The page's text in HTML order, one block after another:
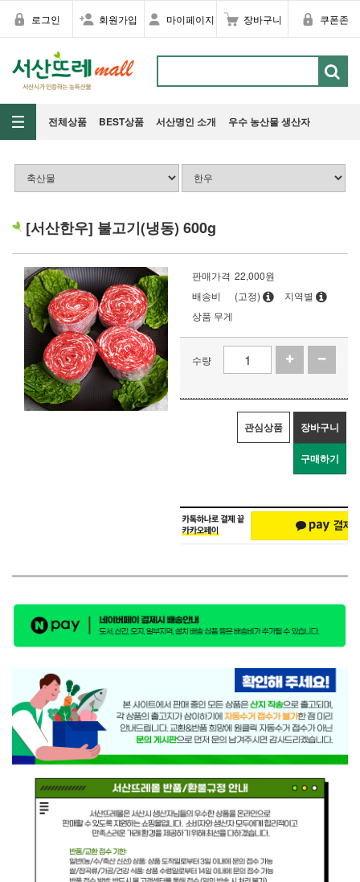
로그인 회원가입 마이페이지 장바구니 쿠폰존
전체상품 BEST상품 서산명인 소개 우수 농산물 생산자
[서산한우] 불고기(냉동) 600g
판매가격 22,000원
배송비
(고정)
지역별
상품 무게
수량
관심상품 장바구니
구매하기